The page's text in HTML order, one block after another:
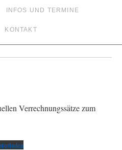
INFOS UND TERMINE
KONTAKT
Verrechnungssätze zum